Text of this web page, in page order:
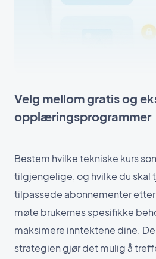
Velg mellom gratis og
opplæringsprogrammer
Bestem hvilke tekniske kurs
tilgjengelige, og hvilke du skal
tilpassede abonnementer
møte brukernes spesifikke
maksimere inntektene dine.
strategien gjør det mulig å